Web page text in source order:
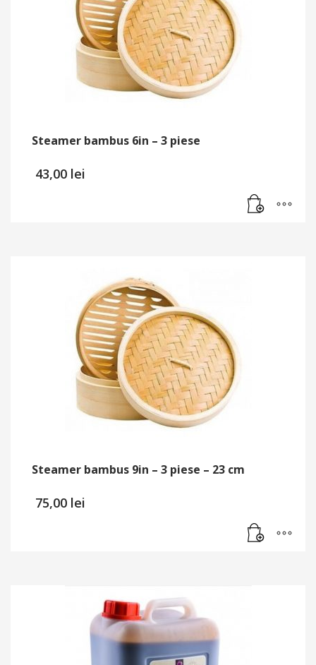
Steamer bambus 6in – 3 piese
43,00 lei
Steamer bambus 9in – 3 piese – 23 cm
75,00 lei